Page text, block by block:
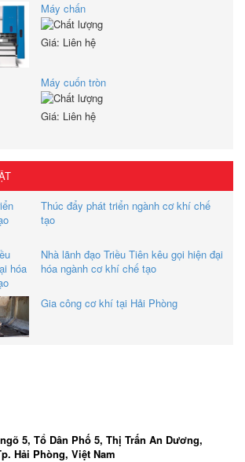
Máy chấn
Giá: Liên hệ
Máy cuốn tròn
Giá: Liên hệ
Thúc đẩy phát triển ngành cơ khí chế
tạo
Nhà lãnh đạo Triều Tiên kêu gọi hiện đại
hóa ngành cơ khí chế tạo
Gia công cơ khí tại Hải Phòng
5, Tổ Dân Phố 5, Thị Trấn An Dương,
Hải Phòng, Việt Nam